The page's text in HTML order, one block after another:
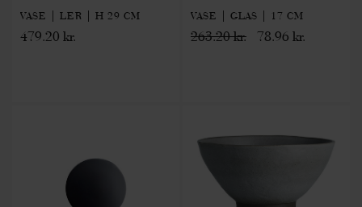
VASE | LER | H 29 CM
479.20 kr.
VASE | GLAS | 17 CM
263.20 kr. 78.96 kr.